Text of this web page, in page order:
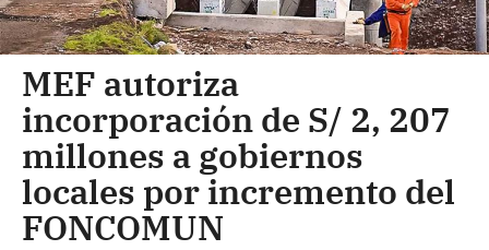
MEF autoriza
incorporación de S/ 2, 207
millones a gobiernos
locales por incremento del
FONCOMUN